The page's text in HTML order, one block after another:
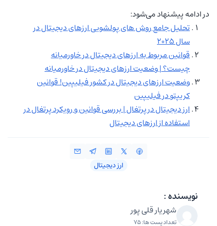
در ادامه پیشنهاد می‌شود:
تحلیل جامع روش های پولشویی ارزهای دیجیتال در
سال 2025
قوانین مربوط به ارزهای دیجیتال در خاورمیانه
چیست؟ | وضعیت ارزهای دیجیتال در خاورمیانه
وضعیت ارزهای دیجیتال در کشور فیلیپین! قوانین
کریپتو در فیلیپین
ارز دیجیتال در پرتغال | بررسی قوانین و رویکرد پرتغال در
استفاده از ارزهای دیجیتال
ارز دیجیتال
نویسنده :
شهریار قلی پور
تعداد پست ها: 75